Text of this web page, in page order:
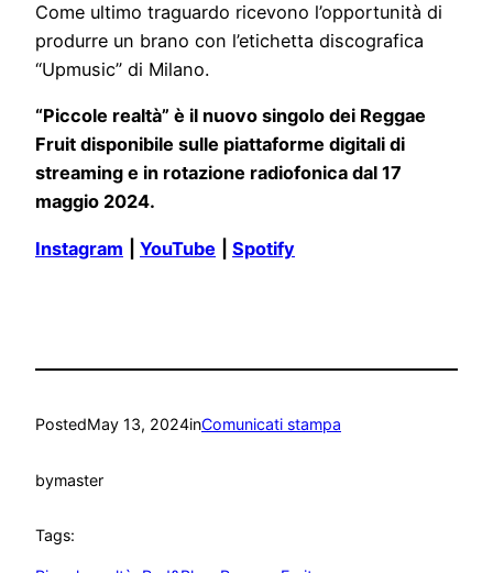
Come ultimo traguardo ricevono l’opportunità di
produrre un brano con l’etichetta discografica
“Upmusic” di Milano.
“Piccole realtà” è il nuovo singolo dei Reggae
Fruit disponibile sulle piattaforme digitali di
streaming e in rotazione radiofonica dal 17
maggio 2024.
Instagram YouTube Spotify
PostedMay 13, 2024inComunicati stampa
bymaster
Tags: